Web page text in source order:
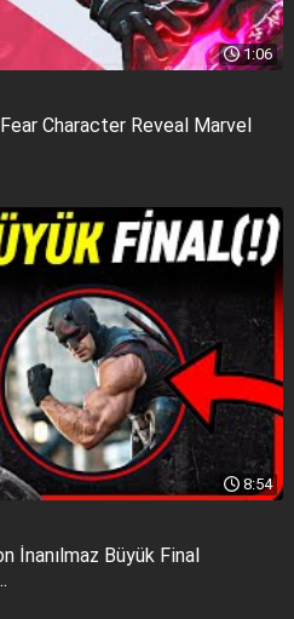
1:06
Character Reveal Marvel
8:54
İnanılmaz Büyük Fi̇nal